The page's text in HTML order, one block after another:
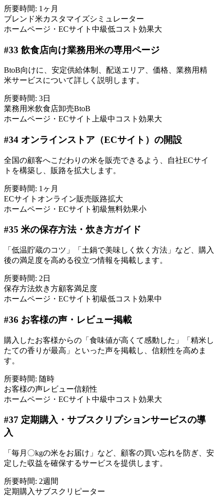
所要時間: 1ヶ月
ブレンド米カスタマイズシミュレーター
ホームページ・ECサイト 中級低コスト 効果大
#33 飲食店向け業務用米の専用ページ
BtoB向けに、安定供給体制、配送エリア、価格、業務用精
米サービスについて詳しく説明します。
所要時間: 3日
業務用米飲食店卸売BtoB
ホームページ・ECサイト
上級中コスト 効果大
#34 オンラインストア（ECサイト）の開設
全国の顧客へこだわりの米を販売できるよう、自社ECサイ
トを構築し、販路を拡大します。
所要時間: 1ヶ月
ECサイト オンライン販売販路拡大
ホームページ・ECサイト 初級無料効果小
#35 米の保存方法・炊き方ガイド
「低温貯蔵のコツ」「土鍋で美味しく炊く方法」など、購入
後の満足度を高める役立つ情報を掲載します。
所要時間: 2日
保存方法炊き方顧客満足度
ホームページ・ECサイト 初級低コスト 効果中
#36 お客様の声・レビュー掲載
購入したお客様からの「食味値が高くて感動した」「精米し
たての香りが最高」といった声を掲載し、信頼性を高めま
す。
所要時間: 随時
お客様の声レビュー信頼性
ホームページ・ECサイト 中級中コスト 効果大
#37 定期購入・サブスクリプションサービスの導
入
「毎月〇kgの米をお届け」など、顧客の買い忘れを防ぎ、安
定した収益を確保するサービスを提供します。
所要時間: 2週間
定期購入サブスク リピーター